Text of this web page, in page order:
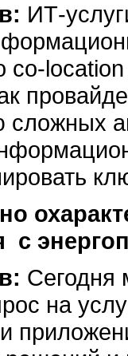
ИТ-
co-
сложных
с
Сегодня
на